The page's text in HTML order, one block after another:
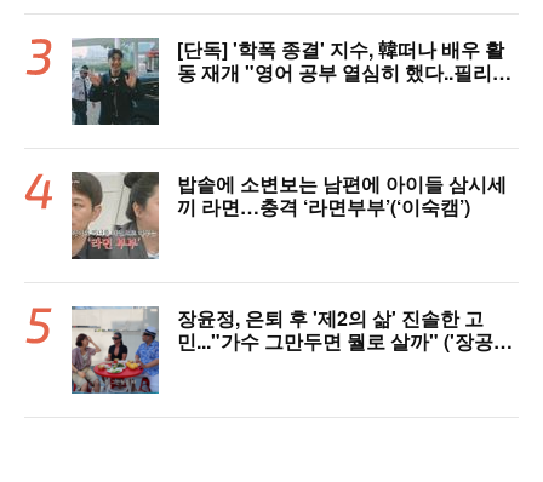
[단독] '학폭 종결' 지수, 韓떠나 배우 활
동 재개 "영어 공부 열심히 했다..필리핀
밥솥에 소변보는 남편에 아이들 삼시세
끼 라면…충격 ‘라면부부’(‘이숙캠’)
장윤정, 은퇴 후 '제2의 삶' 진솔한 고
민..."가수 그만두면 뭘로 살까" ('장공장